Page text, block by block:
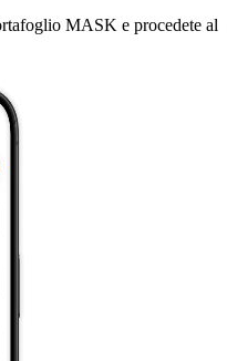
MASK e procedete al